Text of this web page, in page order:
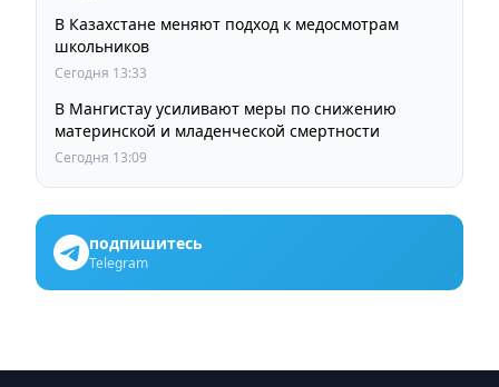
В Казахстане меняют подход к медосмотрам
школьников
Сегодня 13:33
В Мангистау усиливают меры по снижению
материнской и младенческой смертности
Сегодня 13:09
подпишитесь
Telegram